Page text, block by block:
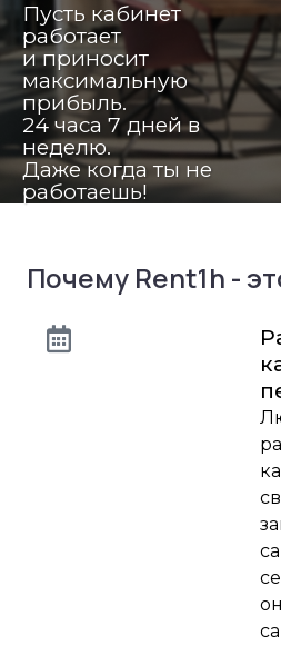
Пусть кабинет
работает
и приносит
максимальную
прибыль.
24 часа 7 дней в
неделю.
Даже когда ты не
работаешь!
Почему Rent1h -